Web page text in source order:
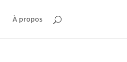
À propos